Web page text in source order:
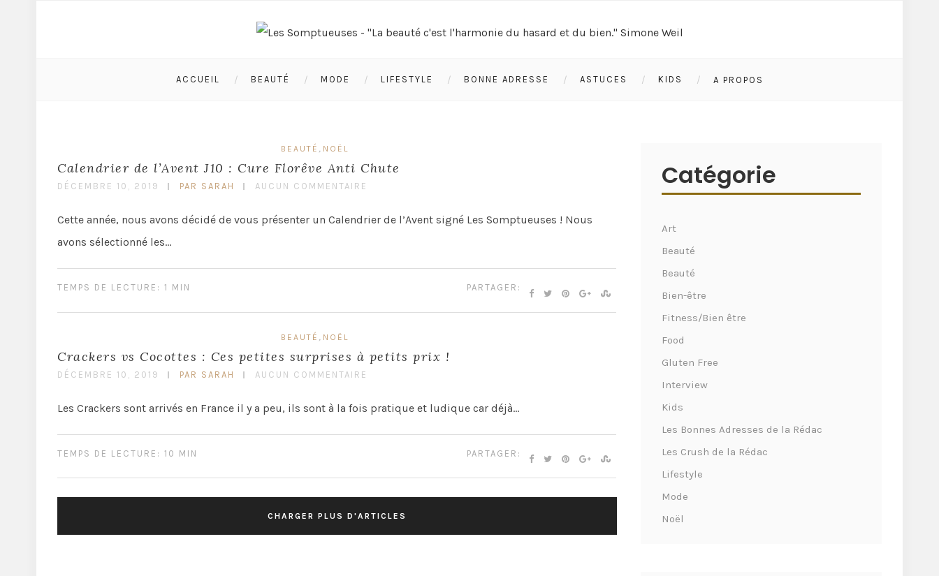
ACCUEIL BEAUTÉ MODE LIFESTYLE BONNE ADRESSE ASTUCES KIDS A PROPOS
BEAUTÉ , NOËL
Calendrier de l’Avent J10 : Cure Florêve Anti Chute
DÉCEMBRE 10, 2019 PAR SARAH AUCUN COMMENTAIRE
Cette année, nous avons décidé de vous présenter un Calendrier de l’Avent signé Les Somptueuses ! Nous
avons sélectionné les…
PARTAGER:
TEMPS DE LECTURE: 1 MIN
BEAUTÉ , NOËL
Crackers vs Cocottes : Ces petites surprises à petits prix !
DÉCEMBRE 10, 2019 PAR SARAH AUCUN COMMENTAIRE
Les Crackers sont arrivés en France il y a peu, ils sont à la fois pratique et ludique car déjà…
PARTAGER:
TEMPS DE LECTURE: 10 MIN
CHARGER PLUS D'ARTICLES
Catégorie
Art
Beauté
Beauté
Bien-être
Fitness/Bien être
Food
Gluten Free
Interview
Kids
Les Bonnes Adresses de la Rédac
Les Crush de la Rédac
Lifestyle
Mode
Noël